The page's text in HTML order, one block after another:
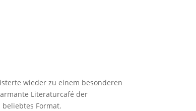
wieder zu einem besonderen
Literaturcafé der
Format.